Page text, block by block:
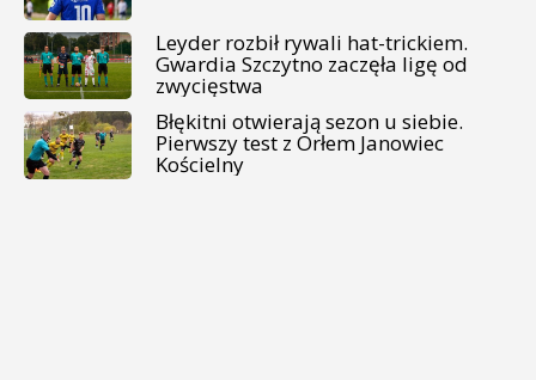
Leyder rozbił rywali hat-trickiem.
Gwardia Szczytno zaczęła ligę od
zwycięstwa
Błękitni otwierają sezon u siebie.
Pierwszy test z Orłem Janowiec
Kościelny